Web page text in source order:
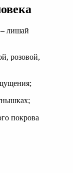
лишай
розовой,
покрова